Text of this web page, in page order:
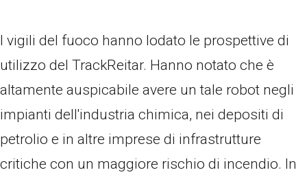
I vigili del fuoco hanno lodato le prospettive di
utilizzo del TrackReitar. Hanno notato che è
altamente auspicabile avere un tale robot negli
impianti dell'industria chimica, nei depositi di
petrolio e in altre imprese di infrastrutture
critiche con un maggiore rischio di incendio. In